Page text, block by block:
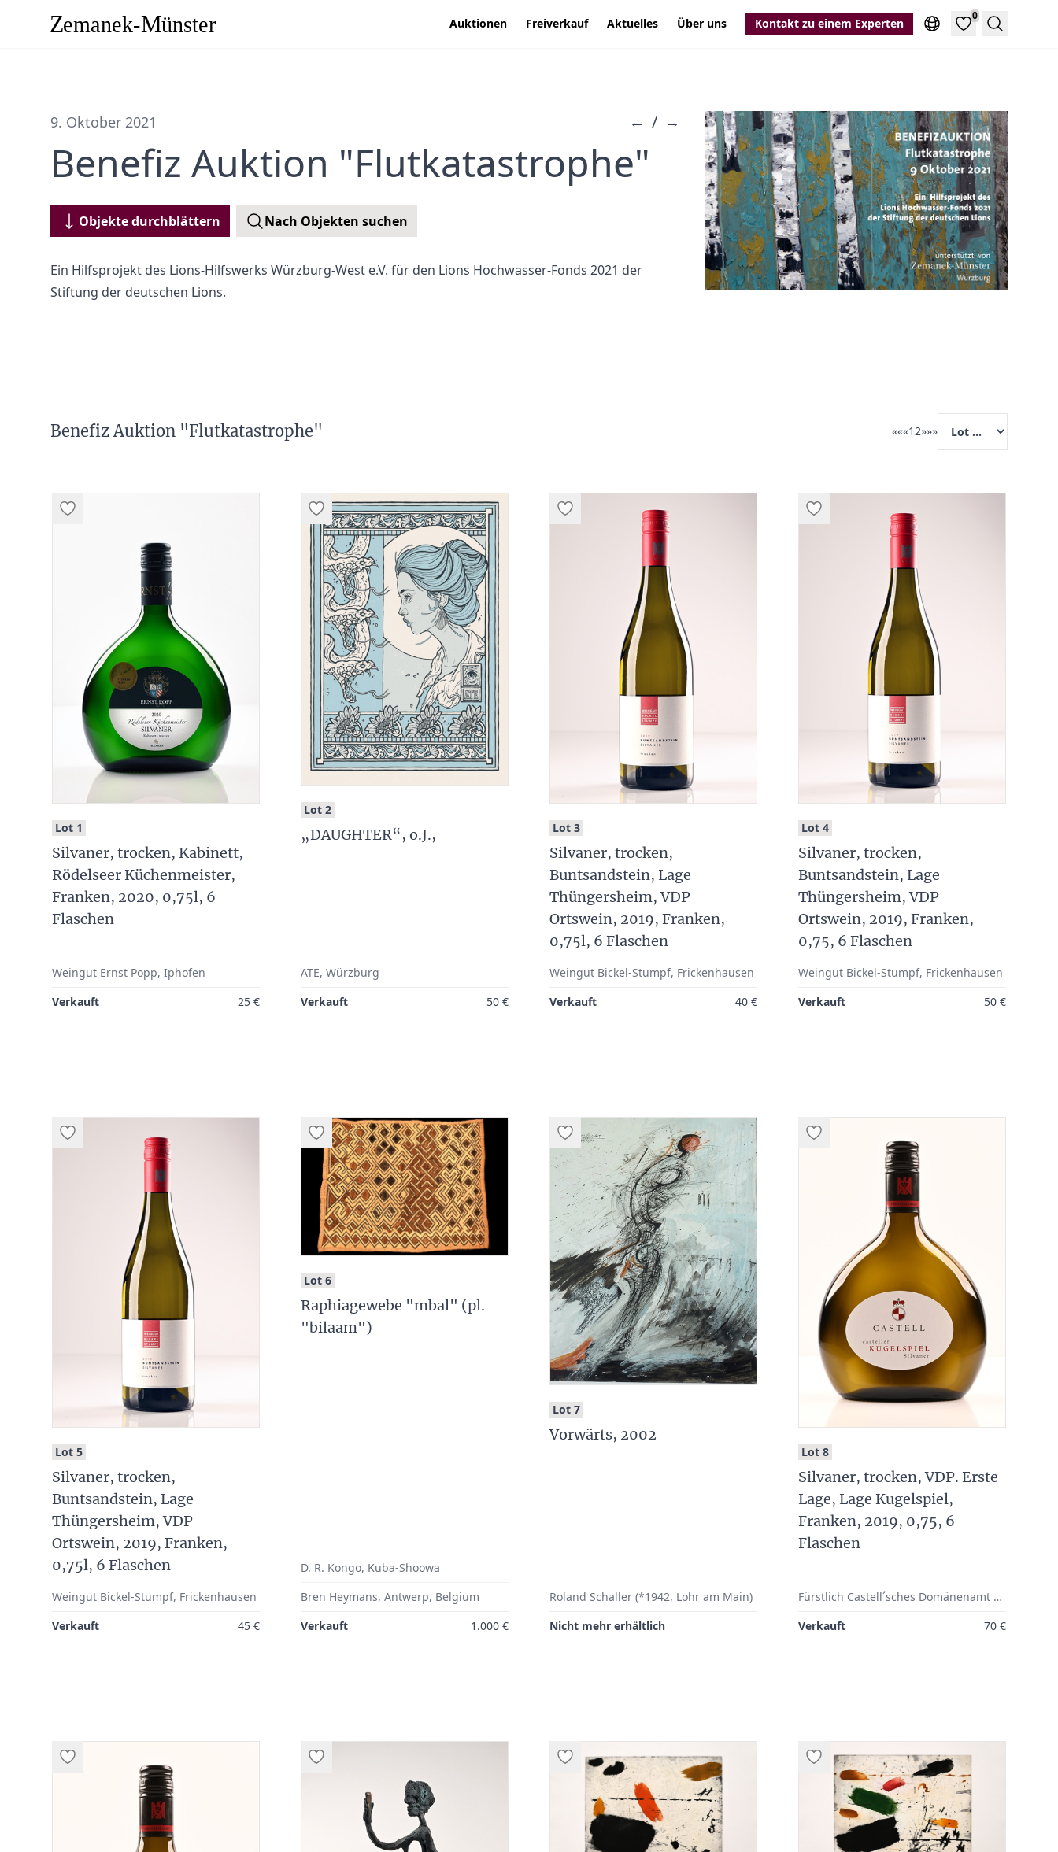
Auktionen Freiverkauf Aktuelles Über uns Kontakt zu einem Experten
0
Suche
9. Oktober 2021 ← / →
Benefiz Auktion "Flutkatastrophe"
Objekte durchblättern Nach Objekten suchen
Ein Hilfsprojekt des Lions-Hilfswerks Würzburg-West e.V. für den Lions Hochwasser-Fonds 2021 der
Stiftung der deutschen Lions.
Benefiz Auktion "Flutkatastrophe" «««12»»»
Lot 1
Silvaner, trocken, Kabinett,
Rödelseer Küchenmeister,
Franken, 2020, 0,75l, 6
Flaschen
Weingut Ernst Popp, Iphofen
Verkauft
25 €
Lot 2:
„DAUGHTER“, o.J.,
ATE, Würzburg
Verkauft
50 €
Lot 3:
Silvaner, trocken,
Buntsandstein, Lage
Thüngersheim, VDP
Ortswein, 2019, Franken,
0,75l, 6 Flaschen
Weingut Bickel-Stumpf, Frickenhausen
Verkauft
40 €
Lot 4:
Silvaner, trocken,
Buntsandstein, Lage
Thüngersheim, VDP
Ortswein, 2019, Franken,
0,75, 6 Flaschen
Weingut Bickel-Stumpf, Frickenhausen
Verkauft
50 €
Lot 5:
Silvaner, trocken,
Buntsandstein, Lage
Thüngersheim, VDP
Ortswein, 2019, Franken,
0,75l, 6 Flaschen
Weingut Bickel-Stumpf, Frickenhausen
Verkauft
45 €
Lot 6:
Raphiagewebe "mbal" (pl.
"bilaam")
D. R. Kongo, Kuba-Shoowa
Bren Heymans, Antwerp, Belgium
Verkauft
1.000 €
Lot 7:
Vorwärts, 2002
Roland Schaller (*1942, Lohr am Main)
Nicht mehr erhältlich
Lot 8:
Silvaner, trocken, VDP. Erste
Lage, Lage Kugelspiel,
Franken, 2019, 0,75, 6
Flaschen
Fürstlich Castell´sches Domänenamt e.K., Castell
Verkauft
70 €